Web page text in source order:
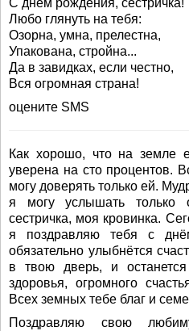
С днем рождения, сестричка!
Любо глянуть на тебя:
Озорна, умна, прелестна,
Упакована, стройна...
Да в завидках, если честно,
Вся огромная страна!
оцените SMS
Как хорошо, что на земле
уверена на сто процентов.
могу доверять только ей.
я могу услышать
сестричка, моя кровинка.
я поздравляю тебя с
обязательно улыбнётся
в твою дверь, и останется
здоровья, огромного
Всех земных тебе благ и
Поздравляю свою